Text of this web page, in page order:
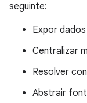
seguinte:
Expor
Centralizar
Resolver
Abstrair